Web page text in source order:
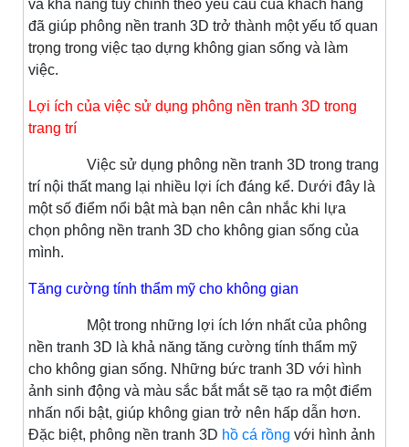
và khả năng tùy chỉnh theo yêu cầu của khách hàng
đã giúp phông nền tranh 3D trở thành một yếu tố quan
trọng trong việc tạo dựng không gian sống và làm
việc.
Lợi ích của việc sử dụng phông nền tranh 3D trong
trang trí
Việc sử dụng phông nền tranh 3D trong trang
trí nội thất mang lại nhiều lợi ích đáng kể. Dưới đây là
một số điểm nổi bật mà bạn nên cân nhắc khi lựa
chọn phông nền tranh 3D cho không gian sống của
mình.
Tăng cường tính thẩm mỹ cho không gian
Một trong những lợi ích lớn nhất của phông
nền tranh 3D là khả năng tăng cường tính thẩm mỹ
cho không gian sống. Những bức tranh 3D với hình
ảnh sinh động và màu sắc bắt mắt sẽ tạo ra một điểm
nhấn nổi bật, giúp không gian trở nên hấp dẫn hơn.
Đặc biệt, phông nền tranh 3D hồ cá rồng với hình ảnh